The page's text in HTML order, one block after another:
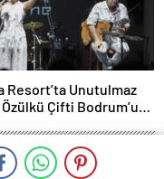
Resort’ta Unutulmaz